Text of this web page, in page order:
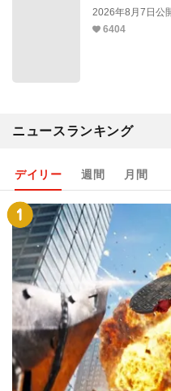
2026年8月7日公
6404
ニュースランキング
デイリー 週間 月間